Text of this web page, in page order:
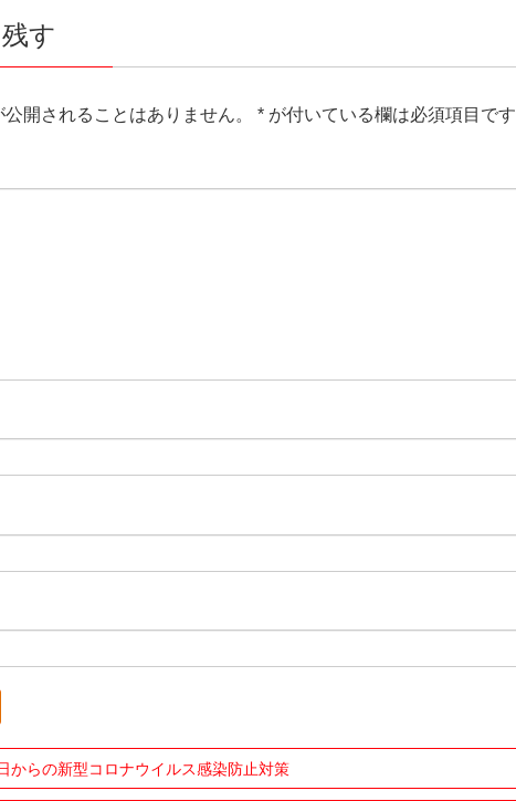
す
開されることはありません。 * が付いている欄は必須項目です
からの新型コロナウイルス感染防止対策